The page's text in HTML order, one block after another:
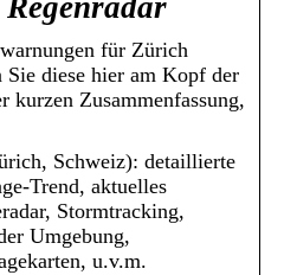
für Zürich
diese hier am Kopf der
kurzen Zusammenfassung,
Schweiz): detaillierte
Trend, aktuelles
Stormtracking,
Umgebung,
u.v.m.